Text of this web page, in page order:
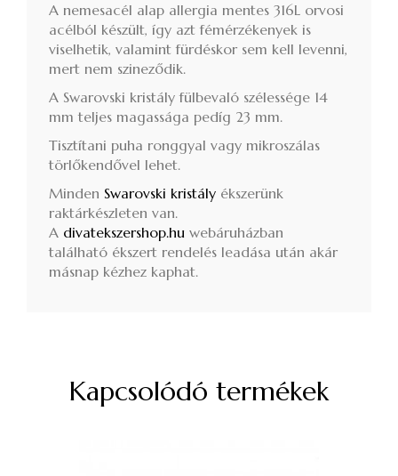
A nemesacél alap allergia mentes 316L orvosi
acélból készült, így azt fémérzékenyek is
viselhetik, valamint fürdéskor sem kell levenni,
mert nem szineződik.
A Swarovski kristály fülbevaló szélessége 14
mm teljes magassága pedíg 23 mm.
Tisztítani puha ronggyal vagy mikroszálas
törlőkendővel lehet.
Minden Swarovski kristály ékszerünk
raktárkészleten van.
A divatekszershop.hu webáruházban
található ékszert rendelés leadása után akár
másnap kézhez kaphat.
Kapcsolódó termékek